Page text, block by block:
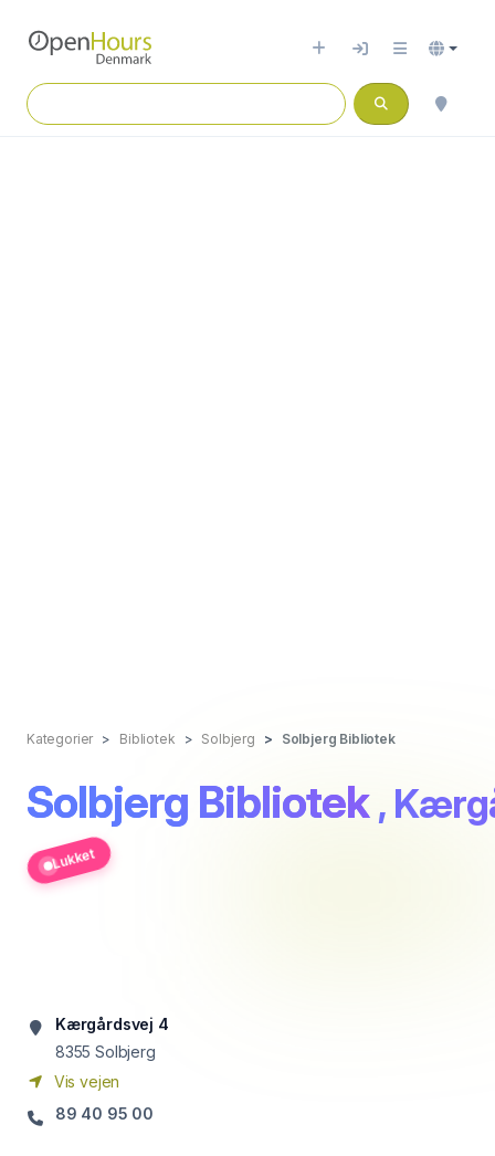
Kategorier Bibliotek Solbjerg Solbjerg Bibliotek
Solbjerg Bibliotek ,
Lukket
Kærgårdsvej 4
8355 Solbjerg
Vis vejen
89 40 95 00